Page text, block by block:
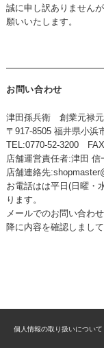
誠に申し訳ありません
願いいたします。
お問い合わせ
津田孫兵衛 創業元禄元
〒917-8505 福井県小浜
TEL:0770-52-3200
店舗運営責任者:津田 信
店舗連絡先:
お電話はは平日(日曜・
ります。
メールでのお問い合わ
降に内容を確認しまし
個人情報の取り扱いについて